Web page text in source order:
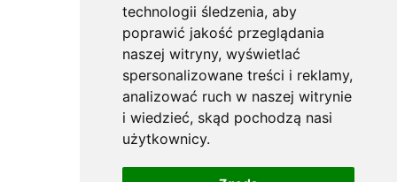
technologii śledzenia, aby
poprawić jakość przeglądania
naszej witryny, wyświetlać
spersonalizowane treści i reklamy,
analizować ruch w naszej witrynie
i wiedzieć, skąd pochodzą nasi
użytkownicy.
04-424 Warszawa
tel. (22) (22) 673 56 69
tel. kom. (+48) 609 819 669
e-mail:sklep@darewit.pl